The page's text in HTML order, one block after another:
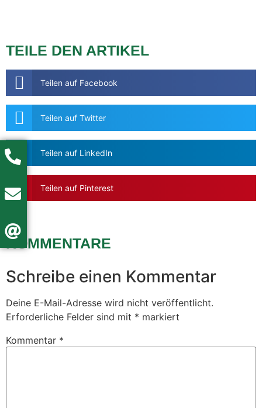
TEILE DEN ARTIKEL
Teilen auf Facebook
Teilen auf Twitter
Teilen auf LinkedIn
Teilen auf Pinterest
KOMMENTARE
Schreibe einen Kommentar
Deine E-Mail-Adresse wird nicht veröffentlicht.
Erforderliche Felder sind mit * markiert
Kommentar *